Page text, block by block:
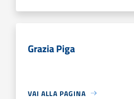
Grazia Piga
VAI ALLA PAGINA